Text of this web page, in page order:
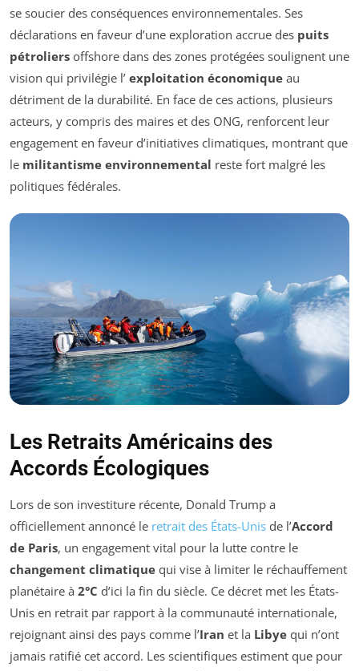
se soucier des conséquences environnementales. Ses
déclarations en faveur d’une exploration accrue des puits
pétroliers offshore dans des zones protégées soulignent une
vision qui privilégie l’ exploitation économique au
détriment de la durabilité. En face de ces actions, plusieurs
acteurs, y compris des maires et des ONG, renforcent leur
engagement en faveur d’initiatives climatiques, montrant que
le militantisme environnemental reste fort malgré les
politiques fédérales.
Les Retraits Américains des
Accords Écologiques
Lors de son investiture récente, Donald Trump a
officiellement annoncé le retrait des États-Unis de l’Accord
de Paris, un engagement vital pour la lutte contre le
changement climatique qui vise à limiter le réchauffement
planétaire à 2°C d’ici la fin du siècle. Ce décret met les États-
Unis en retrait par rapport à la communauté internationale,
rejoignant ainsi des pays comme l’Iran et la Libye qui n’ont
jamais ratifié cet accord. Les scientifiques estiment que pour